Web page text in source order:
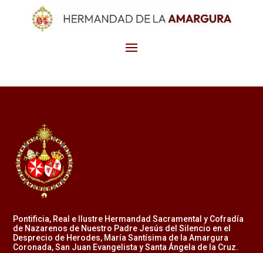
Pontificia, Real e Ilustre Hermandad Sacramental y Cofradía
de Nazarenos de Nuestro Padre Jesús del Silencio en el
Desprecio de Herodes, María Santísima de la Amargura
Coronada, San Juan Evangelista y Santa Ángela de la Cruz.